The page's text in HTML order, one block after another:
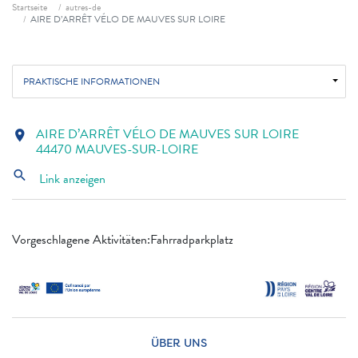
Startseite
autres-de
AIRE D’ARRÊT VÉLO DE MAUVES SUR LOIRE
PRAKTISCHE INFORMATIONEN
Vorgeschlagene Aktivitäten:Fahrradparkplatz
location_on AIRE D’ARRÊT VÉLO DE MAUVES SUR LOIRE
44470 MAUVES-SUR-LOIRE
search Link anzeigen
ÜBER UNS